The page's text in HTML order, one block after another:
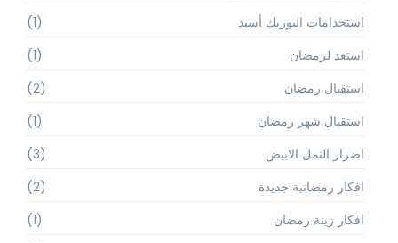
استخدامات البوريك أسيد
(1)
استعد لرمضان
(1)
استقبال رمضان
(2)
استقبال شهر رمضان
(1)
اضرار النمل الابيض
(3)
افكار رمضانية جديدة
(2)
افكار زينة رمضان
(1)